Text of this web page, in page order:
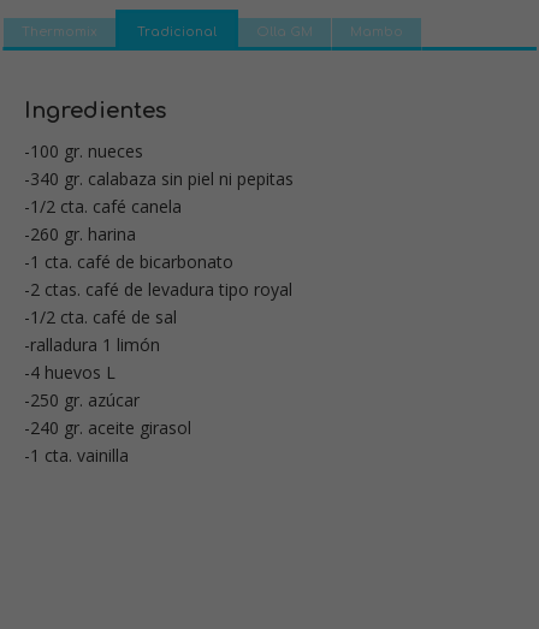
Thermomix Tradicional Olla GM Mambo
Ingredientes
-100 gr. nueces
-340 gr. calabaza sin piel ni pepitas
-1/2 cta. café canela
-260 gr. harina
-1 cta. café de bicarbonato
-2 ctas. café de levadura tipo royal
-1/2 cta. café de sal
-ralladura 1 limón
-4 huevos L
-250 gr. azúcar
-240 gr. aceite girasol
-1 cta. vainilla